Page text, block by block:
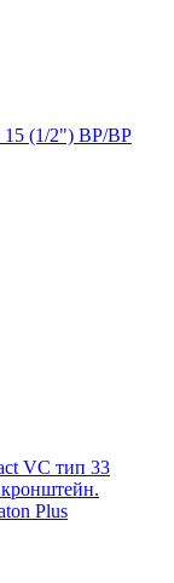
15 (1/2") ВР/ВР
VC тип 33
Plus